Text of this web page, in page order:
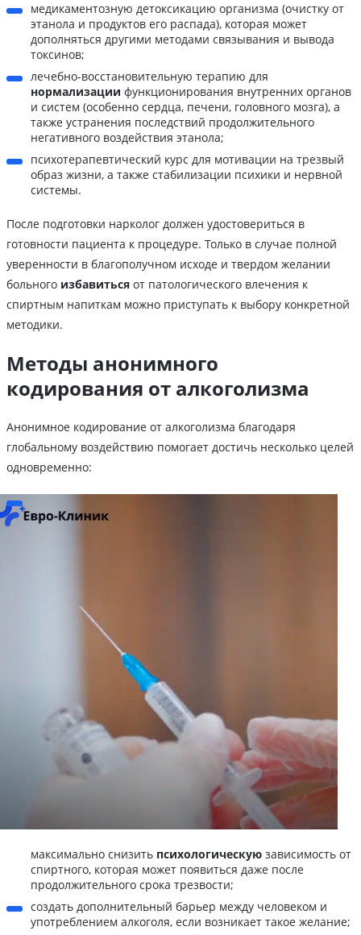
медикаментозную детоксикацию организма (очистку от
этанола и продуктов его распада), которая может
дополняться другими методами связывания и вывода
токсинов;
лечебно-восстановительную терапию для
нормализации функционирования внутренних органов
и систем (особенно сердца, печени, головного мозга), а
также устранения последствий продолжительного
негативного воздействия этанола;
психотерапевтический курс для мотивации на трезвый
образ жизни, а также стабилизации психики и нервной
системы.
После подготовки нарколог должен удостовериться в
готовности пациента к процедуре. Только в случае полной
уверенности в благополучном исходе и твердом желании
больного избавиться от патологического влечения к
спиртным напиткам можно приступать к выбору конкретной
методики.
Методы анонимного
кодирования от алкоголизма
Анонимное кодирование от алкоголизма благодаря
глобальному воздействию помогает достичь несколько целей
одновременно:
максимально снизить психологическую зависимость от
спиртного, которая может появиться даже после
продолжительного срока трезвости;
создать дополнительный барьер между человеком и
употреблением алкоголя, если возникает такое желание;